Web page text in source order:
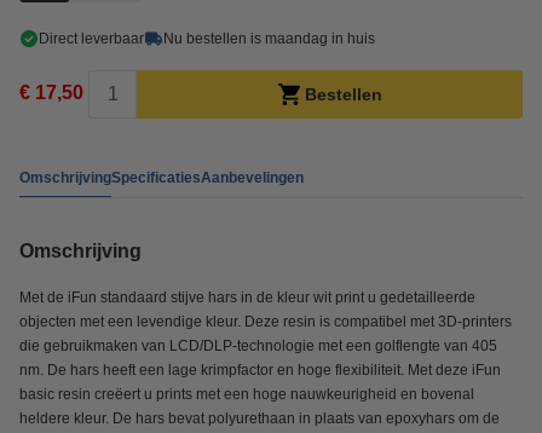
Direct leverbaar Nu bestellen is maandag in huis
€ 17,50 Bestellen
OmschrijvingSpecificatiesAanbevelingen
Omschrijving
Met de iFun standaard stijve hars in de kleur wit print u gedetailleerde
objecten met een levendige kleur. Deze resin is compatibel met 3D-printers
die gebruikmaken van LCD/DLP-technologie met een golflengte van 405
nm. De hars heeft een lage krimpfactor en hoge flexibiliteit. Met deze iFun
basic resin creëert u prints met een hoge nauwkeurigheid en bovenal
heldere kleur. De hars bevat polyurethaan in plaats van epoxyhars om de